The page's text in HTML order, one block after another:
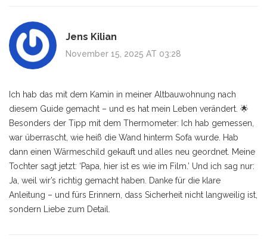
Jens Kilian
November 15, 2025 AT 03:28
Ich hab das mit dem Kamin in meiner Altbauwohnung nach
diesem Guide gemacht – und es hat mein Leben verändert. 🌟
Besonders der Tipp mit dem Thermometer: Ich hab gemessen,
war überrascht, wie heiß die Wand hinterm Sofa wurde. Hab
dann einen Wärmeschild gekauft und alles neu geordnet. Meine
Tochter sagt jetzt: ‘Papa, hier ist es wie im Film.’ Und ich sag nur:
Ja, weil wir’s richtig gemacht haben. Danke für die klare
Anleitung – und fürs Erinnern, dass Sicherheit nicht langweilig ist,
sondern Liebe zum Detail.